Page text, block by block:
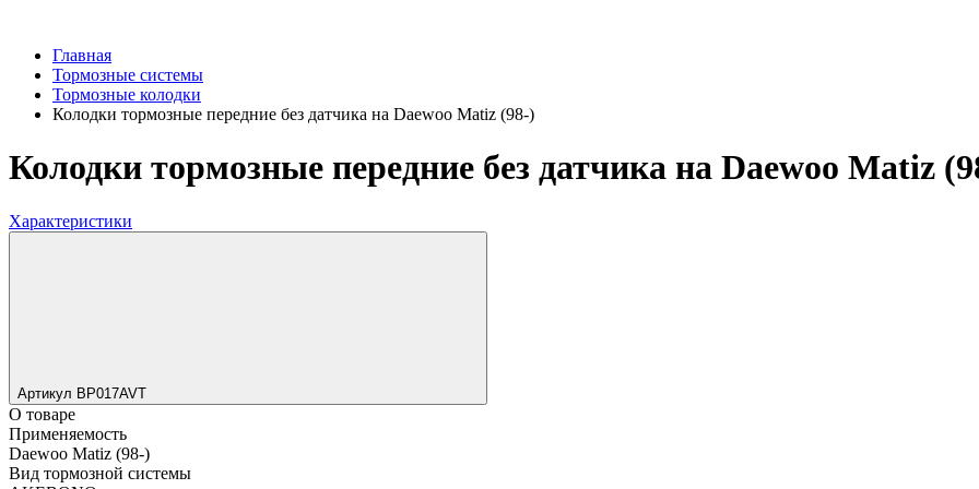
Главная
Тормозные системы
Тормозные колодки
Колодки тормозные передние без датчика на Daewoo Matiz (98-)
Колодки тормозные передние без датчика на Daewoo Matiz
Характеристики
Артикул BP017AVT
О товаре
Применяемость
Daewoo Matiz (98-)
Вид тормозной системы